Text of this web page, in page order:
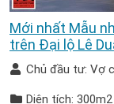
Mới nhất Mẫu
trên Đại lộ Lê
Chủ đầu tư: Vợ
Diện tích: 300m2